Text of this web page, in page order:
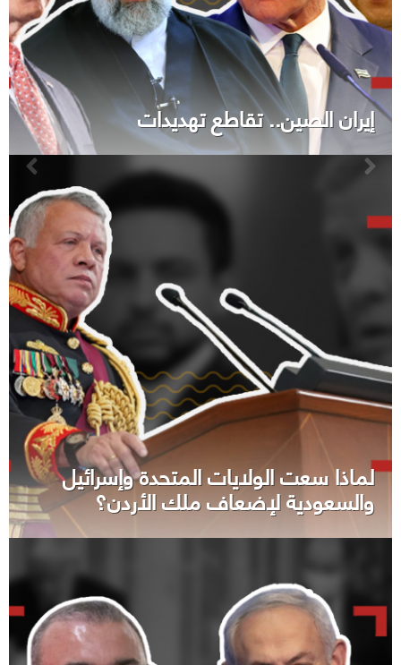
إيران الصين.. تقاطع تهديدات
لماذا سعت الولايات المتحدة وإسرائيل
والسعودية لإضعاف ملك الأردن؟